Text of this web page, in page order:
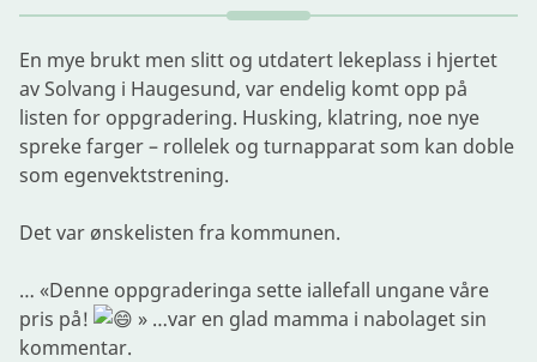
En mye brukt men slitt og utdatert lekeplass i hjertet
av Solvang i Haugesund, var endelig komt opp på
listen for oppgradering. Husking, klatring, noe nye
spreke farger – rollelek og turnapparat som kan doble
som egenvektstrening.
Det var ønskelisten fra kommunen.
… «Denne oppgraderinga sette iallefall ungane våre
pris på!
» …var en glad mamma i nabolaget sin
kommentar.